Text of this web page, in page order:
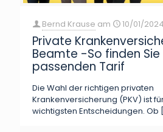
Bernd Krause am 10/01/2024
Private
Beamte -So finden Sie
passenden Tarif
Die Wahl der richtigen privaten
Krankenversicherung (PKV) ist
wichtigsten Entscheidungen. Ob